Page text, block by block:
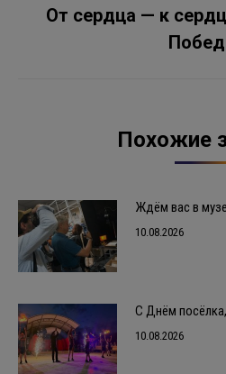
От сердца — к
Похожие
Ждём вас в
10.08.2026
С Днём
10.08.2026